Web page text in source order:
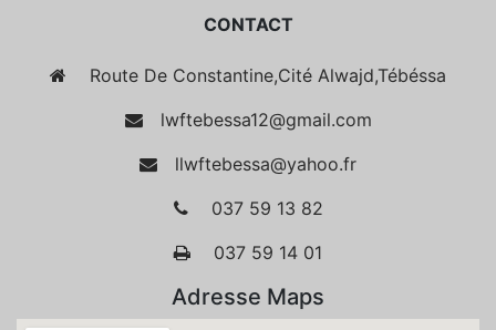
CONTACT
Route De Constantine,Cité Alwajd,Tébéssa
lwftebessa12@gmail.com
llwftebessa@yahoo.fr
037 59 13 82
037 59 14 01
Adresse Maps